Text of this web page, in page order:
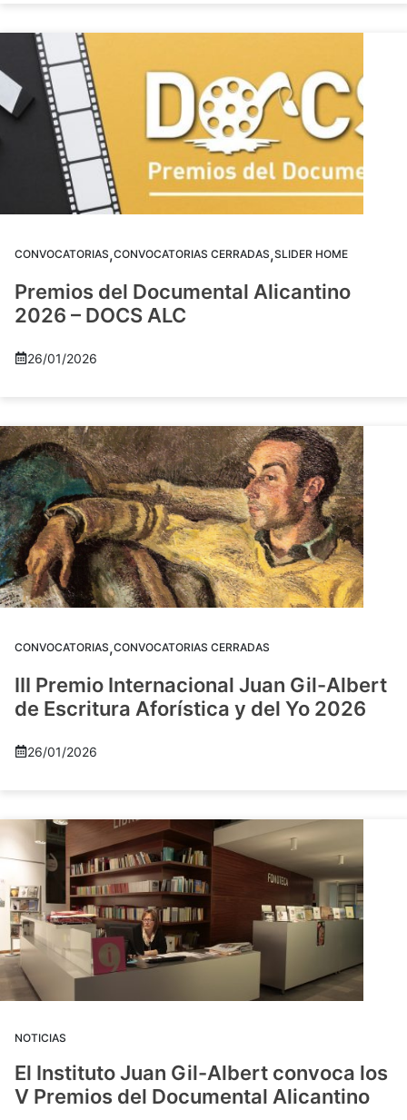
CONVOCATORIAS,CONVOCATORIAS CERRADAS,SLIDER HOME
Premios del Documental Alicantino
2026 – DOCS ALC
26/01/2026
CONVOCATORIAS,CONVOCATORIAS CERRADAS
III Premio Internacional Juan Gil-Albert
de Escritura Aforística y del Yo 2026
26/01/2026
NOTICIAS
El Instituto Juan Gil-Albert convoca los
V Premios del Documental Alicantino